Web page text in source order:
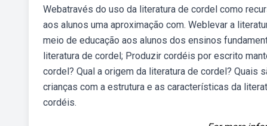
Webatravés do uso da literatura de cordel como
aos alunos uma aproximação com. Weblevar a
meio de educação aos alunos dos ensinos
literatura de cordel; Produzir cordéis por escrito
cordel? Qual a origem da literatura de cordel?
crianças com a estrutura e as características da
cordéis.